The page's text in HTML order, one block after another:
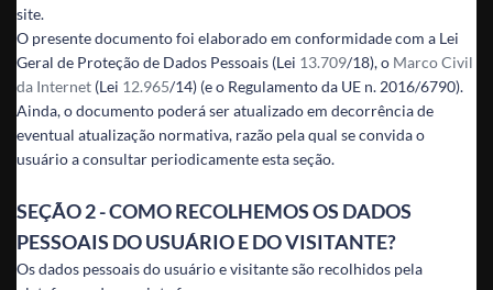
site.
O presente documento foi elaborado em conformidade com a Lei
Geral de Proteção de Dados Pessoais (Lei 13.709/18), o Marco Civil
da Internet (Lei 12.965/14) (e o Regulamento da UE n. 2016/6790).
Ainda, o documento poderá ser atualizado em decorrência de
eventual atualização normativa, razão pela qual se convida o
usuário a consultar periodicamente esta seção.
SEÇÃO 2 - COMO RECOLHEMOS OS DADOS
PESSOAIS DO USUÁRIO E DO VISITANTE?
Os dados pessoais do usuário e visitante são recolhidos pela